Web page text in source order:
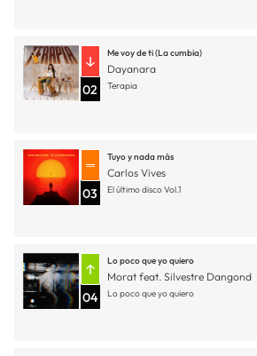
02
Me voy de ti (La cumbia)
Dayanara
Terapia
03
Tuyo y nada más
Carlos Vives
El último disco Vol.1
04
Lo poco que yo quiero
Morat feat. Silvestre Dangond
Lo poco que yo quiero